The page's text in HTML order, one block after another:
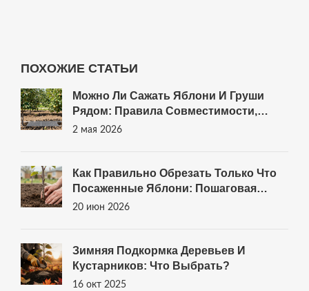
ПОХОЖИЕ СТАТЬИ
Можно Ли Сажать Яблони И Груши
Рядом: Правила Совместимости,
Схемы Посадки И Уход
2 мая 2026
Как Правильно Обрезать Только Что
Посаженные Яблони: Пошаговая
Инструкция Для Новичков
20 июн 2026
Зимняя Подкормка Деревьев И
Кустарников: Что Выбрать?
16 окт 2025